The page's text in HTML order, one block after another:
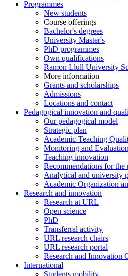
Programmes
New students
Course offerings
Bachelor's degrees
University Master's
PhD programmes
Own qualifications
Ramon Llull University
More information
Grants and scholarships
Admissions
Locations and contact
Pedagogical innovation and
Our pedagogical model
Strategic plan
Academic-Teaching
Monitoring and
Teaching innovation
Recommendations for
Analytical and university
Academic Organization
Research and innovation
Research at URL
Open science
PhD
Transferral activity
URL research chairs
URL research portal
Research and Innovation
International
Students mobility